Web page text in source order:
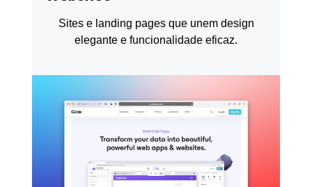
Sites e landing pages que unem design
elegante e funcionalidade eficaz.